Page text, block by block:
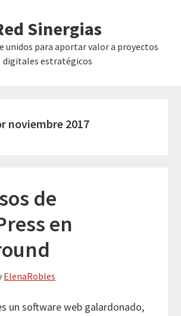
Sinergias
unidos para aportar valor a proyectos
digitales estratégicos
noviembre 2017
de
en
ElenaRobles
un software web galardonado,